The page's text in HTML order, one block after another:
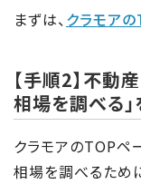
まずは、 クラモア
【手順2】不動
相場を調べる」
クラモアのTOPペ
相場を調べるため